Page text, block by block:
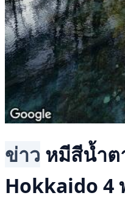
ข่าว หมีสีน้ำต
Hokkaido 4